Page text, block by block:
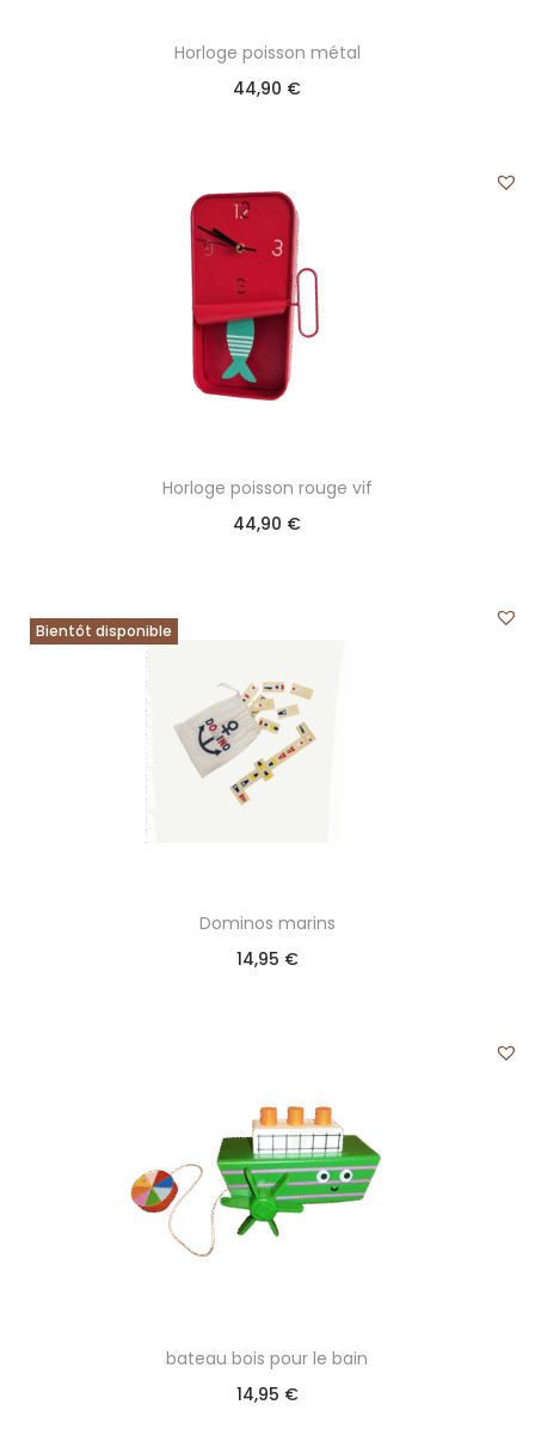
Horloge poisson métal
44,90 €
Horloge poisson rouge vif
44,90 €
Bientôt disponible
Dominos marins
14,95 €
bateau bois pour le bain
14,95 €